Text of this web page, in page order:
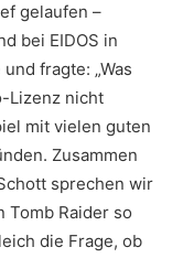
gelaufen –
bei EIDOS in
fragte: „Was
Lizenz nicht
mit vielen guten
Zusammen
sprechen wir
Tomb Raider so
die Frage, ob